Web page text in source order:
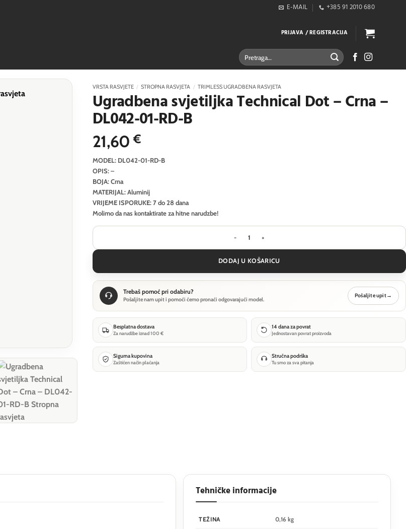
E-MAIL +385 91 2010 680
PRIJAVA / REGISTRACIJA
Pretraži:
VRSTA RASVJETE / STROPNA RASVJETA / TRIMLESS UGRADBENA RASVJETA
Ugradbena svjetiljka Technical Dot – Crna –
DL042-01-RD-B
21,60€
MODEL: DL042-01-RD-B
OPIS: –
BOJA: Crna
MATERIJAL: Aluminij
VRIJEME ISPORUKE: 7 do 28 dana
Molimo da nas kontaktirate za hitne narudzbe!
Ugradbena svjetiljka Technical Dot - Crna -
DODAJ U KOŠARICU
Trebaš pomoć pri odabiru?
Pošaljite nam upit i pomoći ćemo pronaći odgovarajući model.
Pošaljite upit→
Besplatna dostava
Za narudžbe iznad 100 €
14 dana za povrat
Jednostavan povrat proizvoda
Sigurna kupovina
Zaštićen način plaćanja
Stručna podrška
Tu smo za sva pitanja
Tehničke informacije
TEŽINA 0,16 kg